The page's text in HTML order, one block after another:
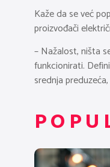
Kaže da se već
proizvođači
– Nažalost, ništa
funkcionirati.
srednja